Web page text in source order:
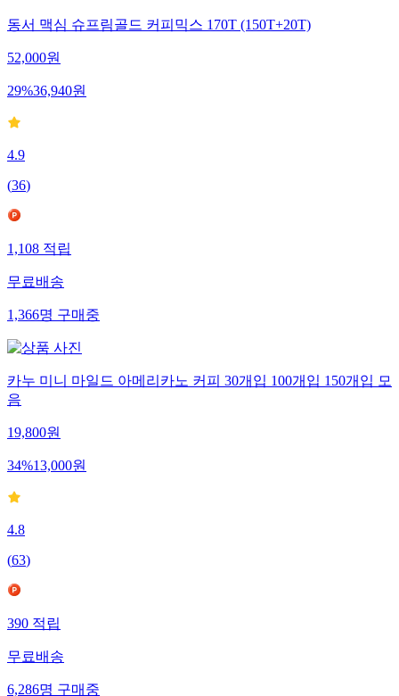
동서 맥심 슈프림골드 커피믹스 170T (150T+20T)
52,000원
29%36,940원
4.9
(36)
1,108적립
무료배송
1,366명구매중
카누 미니 마일드 아메리카노 커피 30개입 100개입 150개입 모
음
19,800원
34%13,000원
4.8
(63)
390적립
무료배송